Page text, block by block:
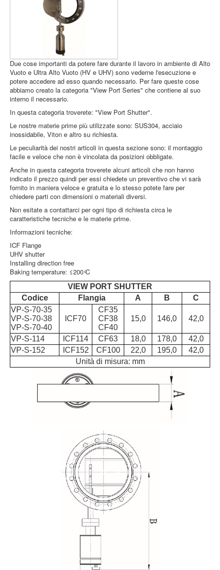
Session Cookie .pramashop.com
other
necessary
functions to
fully engage
randomly
generated.
plg_system_eprivacy .www.pramashop.com
Acceptance
Privacy
_GRECAPTCHA https://www.google.com
rc::a https://www.google.com
beneficial for
the web site,
in order to
reports on
web site.
https://www.google.com
This cookie
used to
humans and
Accetto Rifiuto
Due cose importanti da potere fare durante il lavoro in ambiente di Alto
Vuoto e Ultra Alto Vuoto (HV e UHV) sono vederne l'esecuzione e
potere accedere ad esso quando necessario. Per fare queste cose
abbiamo creato la categoria "View Port Series" che contiene al suo
interno il necessario.
In questa categoria troverete: "View Port Shutter".
Le nostre materie prime più utilizzate sono: SUS304, acciaio
inossidabile, Viton e altro su richiesta.
Le peculiarità dei nostri articoli in questa sezione sono: il montaggio
facile e veloce che non è vincolata da posizioni obbligate.
Anche in questa categoria troverete alcuni articoli che non hanno
indicato il prezzo quindi per essi chiedete un preventivo che vi sarà
fornito in maniera veloce e gratuita e lo stesso potete fare per
chiedere parti con dimensioni o materiali diversi.
Non esitate a contattarci per ogni tipo di richiesta circa le
caratteristiche tecniche e le materie prime.
Informazioni tecniche:
ICF Flange
UHV shutter
Installing direction free
Baking temperature: ≤200 ͦC
VIEW PORT SHUTTER
Codice
Flangia A B
C
VP-S-70-35
VP-S-70-38
VP-S-70-40
ICF70
CF35
CF38
CF40
15,0 146,0 42,0
VP-S-114 ICF114 CF63 18,0 178,0
42,0
VP-S-152
ICF152 CF100 22,0 195,0
42,0
Unità di misura: mm